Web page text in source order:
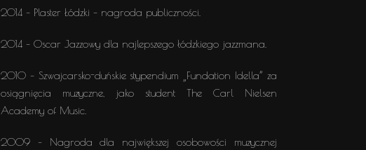
2014 – Plaster Łódzki – nagroda publiczności.
2014 – Oscar Jazzowy dla najlepszego łódzkiego jazzmana.
2010 – Szwajcarsko-duńskie stypendium „Fundation Idella” za
osiągnięcia muzyczne, jako student The Carl Nielsen
Academy of Music.
2009 – Nagroda dla największej osobowości muzycznej